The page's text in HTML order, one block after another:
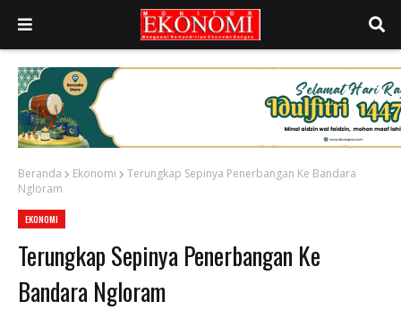
Beranda Ekonomi
Terungkap Sepinya Penerbangan Ke Bandara
Ngloram
EKONOMI
Terungkap Sepinya Penerbangan Ke
Bandara Ngloram